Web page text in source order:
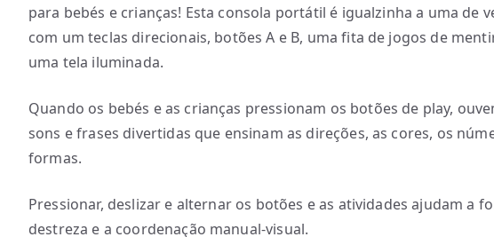
para bebés e crianças! Esta consola portátil é igualzinha a uma de
com um teclas direcionais, botões A e B, uma fita de jogos de
uma tela iluminada.
Quando os bebés e as crianças pressionam os botões de play,
sons e frases divertidas que ensinam as direções, as cores, os
formas.
Pressionar, deslizar e alternar os botões e as atividades ajudam a
destreza e a coordenação manual-visual.